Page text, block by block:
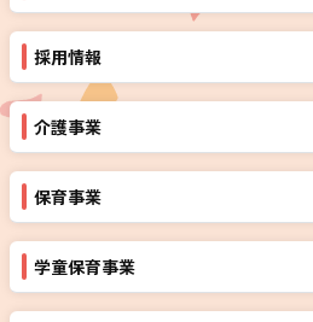
採用情報
介護事業
保育事業
学童保育事業